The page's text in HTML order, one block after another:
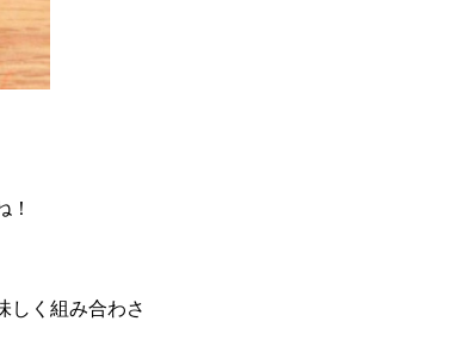
！
しく組み合わさ